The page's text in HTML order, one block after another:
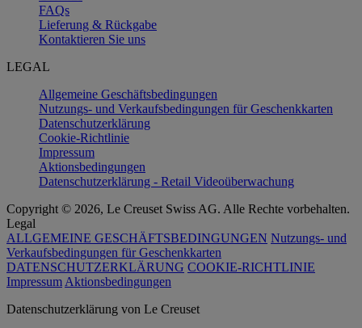
FAQs
Lieferung & Rückgabe
Kontaktieren Sie uns
LEGAL
Allgemeine Geschäftsbedingungen
Nutzungs- und Verkaufsbedingungen für Geschenkkarten
Datenschutzerklärung
Cookie-Richtlinie
Impressum
Aktionsbedingungen
Datenschutzerklärung - Retail Videoüberwachung
Copyright © 2026, Le Creuset Swiss AG. Alle Rechte vorbehalten.
Legal
ALLGEMEINE GESCHÄFTSBEDINGUNGEN Nutzungs- und
Verkaufsbedingungen für Geschenkkarten
DATENSCHUTZERKLÄRUNG COOKIE-RICHTLINIE
Impressum Aktionsbedingungen
Datenschutz­erklärung von Le Creuset